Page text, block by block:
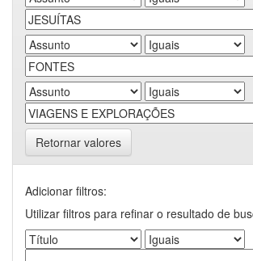
Retornar valores
Adicionar filtros:
Utilizar filtros para refinar o resultado de